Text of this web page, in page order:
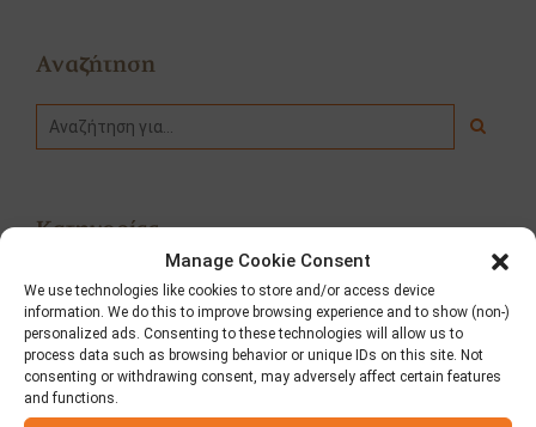
Manage Cookie Consent
We use technologies like cookies to store and/or access device
information. We do this to improve browsing experience and to show (non-)
personalized ads. Consenting to these technologies will allow us to
process data such as browsing behavior or unique IDs on this site. Not
consenting or withdrawing consent, may adversely affect certain features
and functions.
Αναζήτηση
Κατηγορίες
Fooding
Δημοσιεύσεις – Τύπος
Διαγωνισμοί